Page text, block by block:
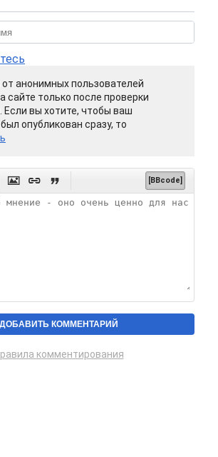
анонимных пользователей
сайте только после проверки
вы хотите, чтобы ваш
опубликован сразу, то
   [BBcode]
комментирования